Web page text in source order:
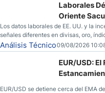
Laborales
Oriente
Los datos laborales de EE. UU. y la
señales diferentes en divisas, oro,
Análisis Técnico09/08/2026
EUR/USD:
EUR/USD se detiene cerca del EMA